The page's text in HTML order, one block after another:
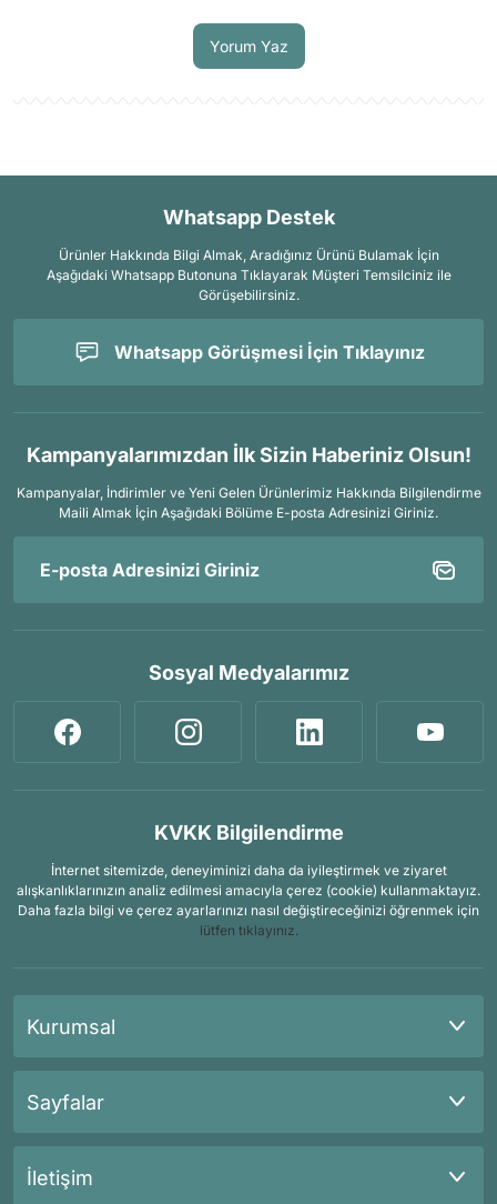
Yorum Yaz
Whatsapp Destek
Ürünler Hakkında Bilgi Almak, Aradığınız Ürünü Bulamak İçin
Aşağıdaki Whatsapp Butonuna Tıklayarak Müşteri Temsilciniz ile
Görüşebilirsiniz.
Whatsapp Görüşmesi İçin Tıklayınız
Kampanyalarımızdan İlk Sizin Haberiniz Olsun!
Kampanyalar, İndirimler ve Yeni Gelen Ürünlerimiz Hakkında Bilgilendirme
Maili Almak İçin Aşağıdaki Bölüme E-posta Adresinizi Giriniz.
Sosyal Medyalarımız
KVKK Bilgilendirme
İnternet sitemizde, deneyiminizi daha da iyileştirmek ve ziyaret
alışkanlıklarınızın analiz edilmesi amacıyla çerez (cookie) kullanmaktayız.
Daha fazla bilgi ve çerez ayarlarınızı nasıl değiştireceğinizi öğrenmek için
lütfen tıklayınız.
Kurumsal
Sayfalar
İletişim